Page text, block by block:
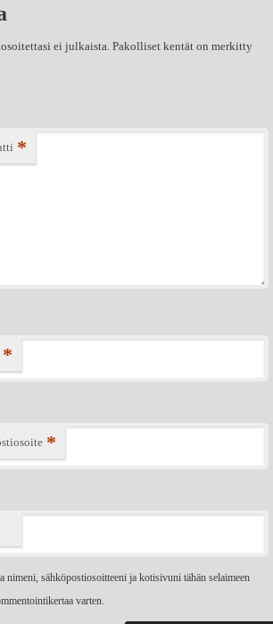
ei julkaista. Pakolliset kentät on merkitty
*
*
*
nimeni, sähköpostiosoitteeni ja kotisivuni tähän selaimeen
varten.